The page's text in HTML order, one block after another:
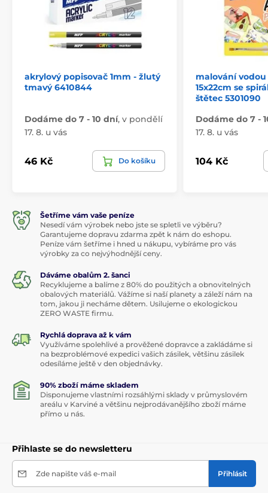
akrylový popisovač 1mm - žlutý
tmavý 6410844
Dodáme do 7 - 10 dní, v pondělí
17. 8. u vás
46 Kč Do košíku
malování vodou
15x22cm se
štětec 5301090
Dodáme do 7 -
17. 8. u vás
104 Kč
Šetříme vám vaše peníze
Nesedí vám výrobek nebo jste se spletli ve výběru?
Garantujeme dopravu zdarma zpět k nám do eshopu.
Peníze vám šetříme i hned u nákupu, vybíráme pro vás
výrobky za co nejvýhodnější ceny.
Dáváme obalům 2. šanci
Recyklujeme a balíme z 80% do použitých a obnovitelných
obalových materiálů. Vážíme si naší planety a záleží nám na
tom, jakou ji necháme dětem. Usilujeme o ekologickou
ZERO WASTE firmu.
Rychlá doprava až k vám
Využíváme spolehlivé a prověžené dopravce a zakládáme si
na bezproblémové expedici vašich zásilek, většinu zásilek
odesíláme ještě v den objednávky.
90% zboží máme skladem
Disponujeme vlastními rozsáhlými sklady v průmyslovém
areálu v Karviné a většinu nejprodávanějšího zboží máme
přímo u nás.
Přihlaste se do newsletteru
Zde napište váš e-mail Přihlásit